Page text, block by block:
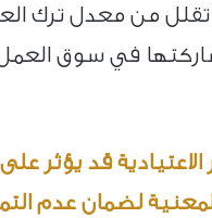
تقلل من معدل ترك
في سوق
الاعتيادية قد يؤثر
لضمان عدم